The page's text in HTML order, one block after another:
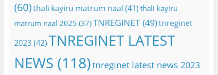
(60)thali kayiru matrum naal (41) thali kayiru
matrum naal 2025 (37)TNREGINET(49)tnreginet
2023(42)TNREGINET LATEST
NEWS (118)tnreginet latest news 2023